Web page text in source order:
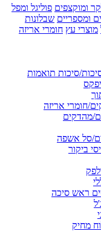
ומוקצפים פוליגל ומפל
ומספריים שבלונות
מוצרי עץ חומרי אריזה
סיכות תואמות
חומרי אריזה
מהדקים
סל אשפה
ביקור
ראש סיכה
מחיק